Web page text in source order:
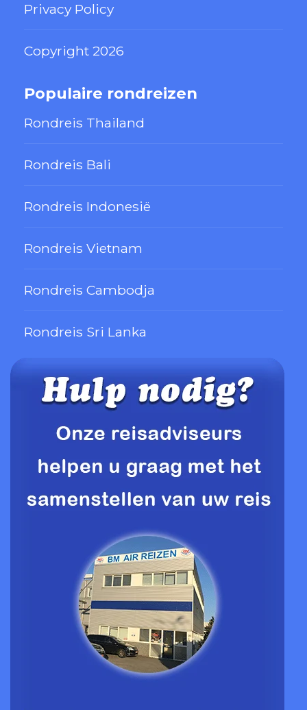
Privacy Policy
Copyright 2026
Populaire rondreizen
Rondreis Thailand
Rondreis Bali
Rondreis Indonesië
Rondreis Vietnam
Rondreis Cambodja
Rondreis Sri Lanka